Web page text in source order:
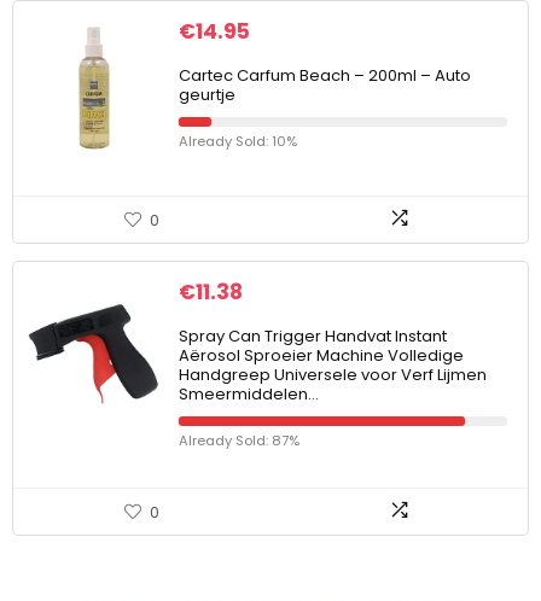
€14.95
Cartec Carfum Beach – 200ml – Auto
geurtje
Already Sold: 10%
0
€11.38
Spray Can Trigger Handvat Instant
Aërosol Sproeier Machine Volledige
Handgreep Universele voor Verf Lijmen
Smeermiddelen…
Already Sold: 87%
0